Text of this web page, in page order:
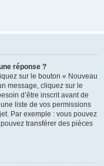
réponse ?
sur le bouton « Nouveau
message, cliquez sur le
d’être inscrit avant de
liste de vos permissions
Par exemple : vous pouvez
transférer des pièces